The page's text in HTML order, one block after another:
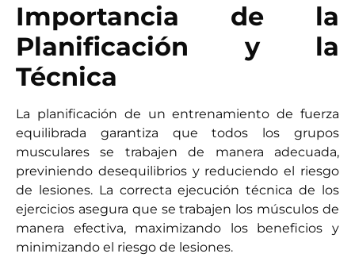
Importancia de la
Planificación y la
Técnica
La planificación de un entrenamiento de fuerza
equilibrada garantiza que todos los grupos
musculares se trabajen de manera adecuada,
previniendo desequilibrios y reduciendo el riesgo
de lesiones. La correcta ejecución técnica de los
ejercicios asegura que se trabajen los músculos de
manera efectiva, maximizando los beneficios y
minimizando el riesgo de lesiones.